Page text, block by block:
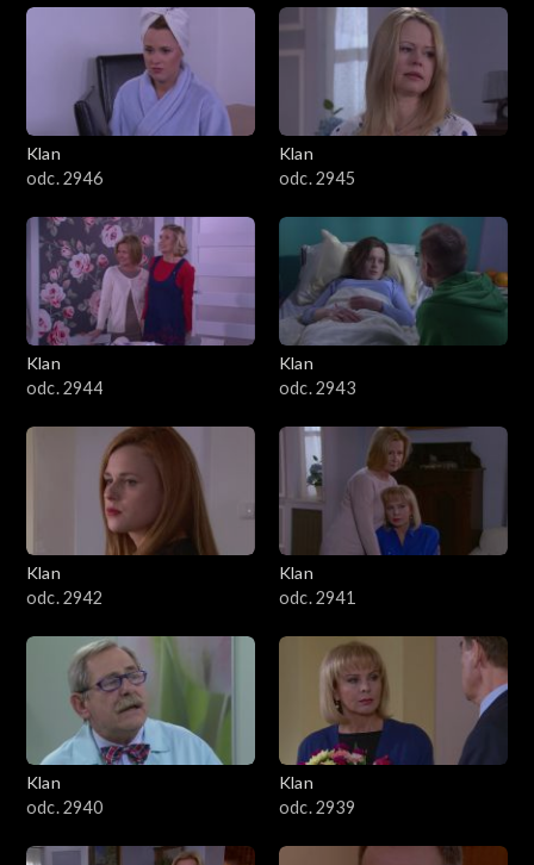
Klan
odc. 2946
Klan
odc. 2945
Klan
odc. 2944
Klan
odc. 2943
Klan
odc. 2942
Klan
odc. 2941
Klan
odc. 2940
Klan
odc. 2939